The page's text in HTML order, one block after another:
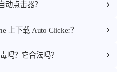
动点击器？
上下载 Auto Clicker？
吗？它合法吗？